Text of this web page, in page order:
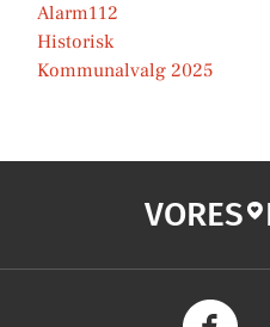
Alarm112
Historisk
Kommunalvalg 2025
VORES